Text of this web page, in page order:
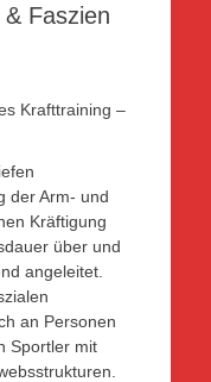
Faszien
Krafttraining –
der Arm- und
Kräftigung
über und
angeleitet.
an Personen
Sportler mit